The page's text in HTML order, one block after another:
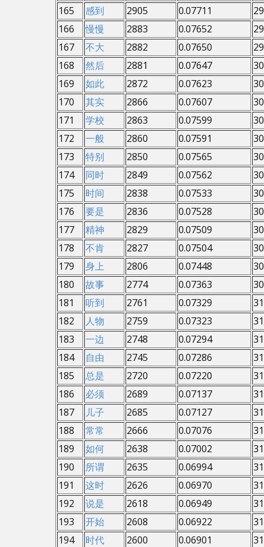
165
感到 2905 0.07711
166
慢慢 2883 0.07652
167
不大 2882 0.07650
168
然后 2881 0.07647
169
如此 2872 0.07623
170
其实 2866 0.07607
171
学校 2863 0.07599
172
一般 2860 0.07591
173
特别 2850 0.07565
174
同时 2849 0.07562
175
时间 2838 0.07533
176
要是 2836 0.07528
177
精神 2829 0.07509
178
不肯 2827 0.07504
179
身上 2806 0.07448
180
故事 2774 0.07363
181
听到 2761 0.07329
182
人物 2759 0.07323
183
一边 2748 0.07294
184
自由 2745 0.07286
185
总是 2720 0.07220
186
必须 2689 0.07137
187
儿子 2685 0.07127
188
常常 2666 0.07076
189
如何 2638 0.07002
190
所谓 2635 0.06994
191
这时 2626 0.06970
192
说是 2618 0.06949
193
开始 2608 0.06922
194
时代 2600 0.06901